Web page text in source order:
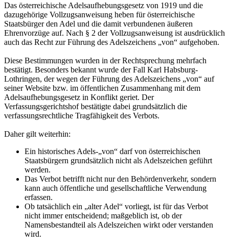
Das österreichische Adelsaufhebungsgesetz von 1919 und die
dazugehörige Vollzugsanweisung heben für österreichische
Staatsbürger den Adel und die damit verbundenen äußeren
Ehrenvorzüge auf. Nach § 2 der Vollzugsanweisung ist ausdrücklich
auch das Recht zur Führung des Adelszeichens „von“ aufgehoben.
Diese Bestimmungen wurden in der Rechtsprechung mehrfach
bestätigt. Besonders bekannt wurde der Fall Karl Habsburg-
Lothringen, der wegen der Führung des Adelszeichens „von“ auf
seiner Website bzw. im öffentlichen Zusammenhang mit dem
Adelsaufhebungsgesetz in Konflikt geriet. Der
Verfassungsgerichtshof bestätigte dabei grundsätzlich die
verfassungsrechtliche Tragfähigkeit des Verbots.
Daher gilt weiterhin:
Ein historisches Adels-„von“ darf von österreichischen
Staatsbürgern grundsätzlich nicht als Adelszeichen geführt
werden.
Das Verbot betrifft nicht nur den Behördenverkehr, sondern
kann auch öffentliche und gesellschaftliche Verwendung
erfassen.
Ob tatsächlich ein „alter Adel“ vorliegt, ist für das Verbot
nicht immer entscheidend; maßgeblich ist, ob der
Namensbestandteil als Adelszeichen wirkt oder verstanden
wird.